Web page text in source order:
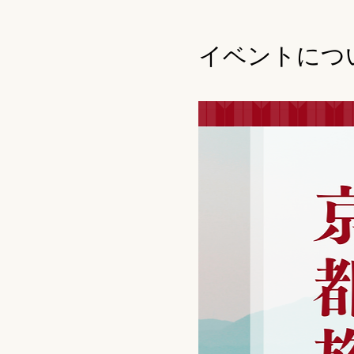
イベントにつ